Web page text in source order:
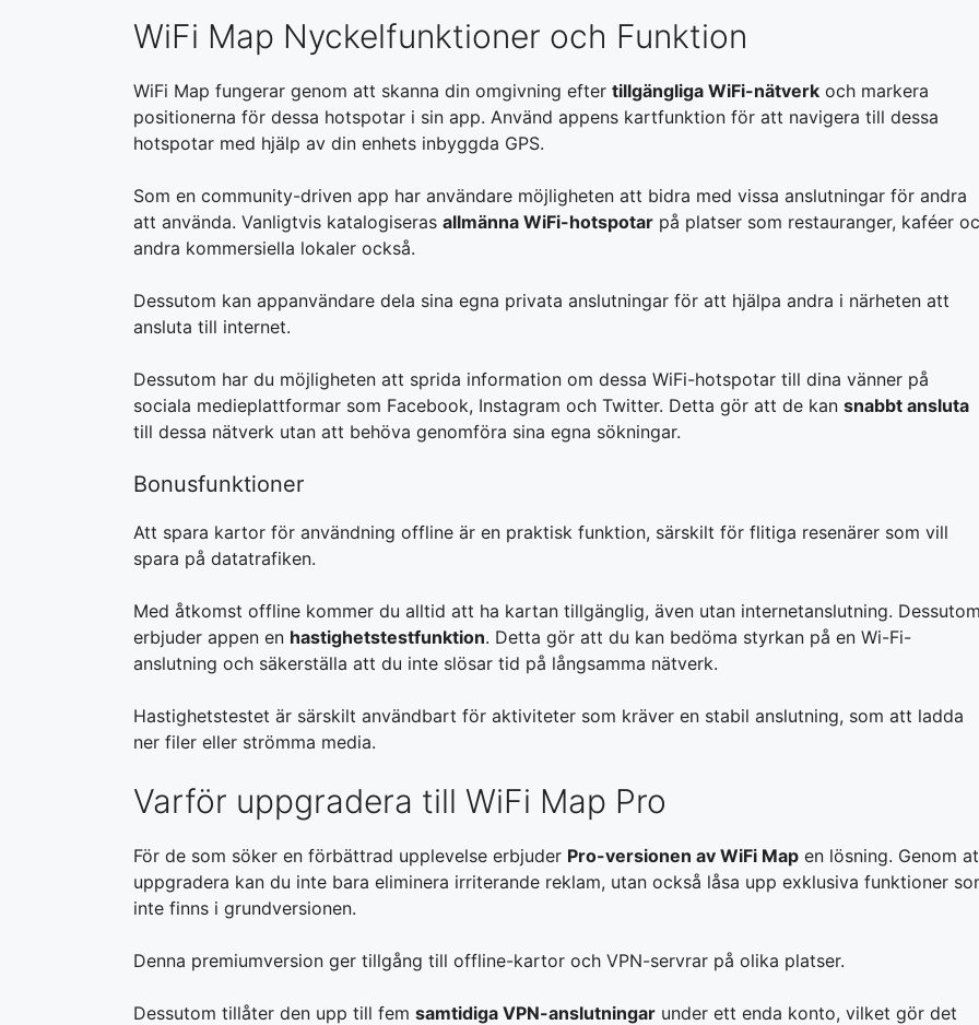
WiFi Map Nyckelfunktioner och Funktion
WiFi Map fungerar genom att skanna din omgivning efter tillgängliga WiFi-nätverk och markera
positionerna för dessa hotspotar i sin app. Använd appens kartfunktion för att navigera till dessa
hotspotar med hjälp av din enhets inbyggda GPS.
Som en community-driven app har användare möjligheten att bidra med vissa anslutningar för andra
att använda. Vanligtvis katalogiseras allmänna WiFi-hotspotar på platser som restauranger, kaféer
andra kommersiella lokaler också.
Dessutom kan appanvändare dela sina egna privata anslutningar för att hjälpa andra i närheten att
ansluta till internet.
Dessutom har du möjligheten att sprida information om dessa WiFi-hotspotar till dina vänner på
sociala medieplattformar som Facebook, Instagram och Twitter. Detta gör att de kan snabbt ansluta
till dessa nätverk utan att behöva genomföra sina egna sökningar.
Bonusfunktioner
Att spara kartor för användning offline är en praktisk funktion, särskilt för flitiga resenärer som vill
spara på datatrafiken.
Med åtkomst offline kommer du alltid att ha kartan tillgänglig, även utan internetanslutning.
erbjuder appen en hastighetstestfunktion. Detta gör att du kan bedöma styrkan på en Wi-Fi-
anslutning och säkerställa att du inte slösar tid på långsamma nätverk.
Hastighetstestet är särskilt användbart för aktiviteter som kräver en stabil anslutning, som att ladda
ner filer eller strömma media.
Varför uppgradera till WiFi Map Pro
För de som söker en förbättrad upplevelse erbjuder Pro-versionen av WiFi Map en lösning. Genom
uppgradera kan du inte bara eliminera irriterande reklam, utan också låsa upp exklusiva funktioner
inte finns i grundversionen.
Denna premiumversion ger tillgång till offline-kartor och VPN-servrar på olika platser.
Dessutom tillåter den upp till fem samtidiga VPN-anslutningar under ett enda konto, vilket gör det